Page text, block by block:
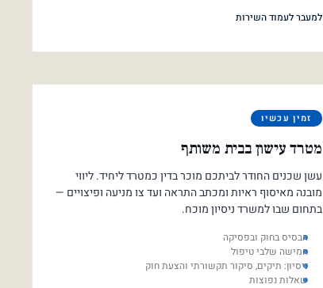
למעבר לעמוד השירות
זמין עכשיו
מטרד עישון בבית משותף
עשן שכנים החודר לביתכם מוכר בדין כמטרד ליחיד. ליווי
מובנה מאיסוף ראיות ומכתב התראה ועד צו מניעה ופיצויים —
בתחום שבו למשרד ניסיון מוכח.
הבסיס בחוק ובפסיקה
חמישה שלבי טיפול
ניסיון: תיקים, סיקור תקשורתי והצעת חוק
שאלות נפוצות